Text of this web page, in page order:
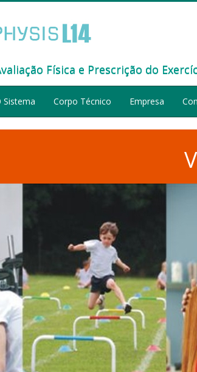
Física e Prescrição do
Sistema Corpo Técnico Empresa